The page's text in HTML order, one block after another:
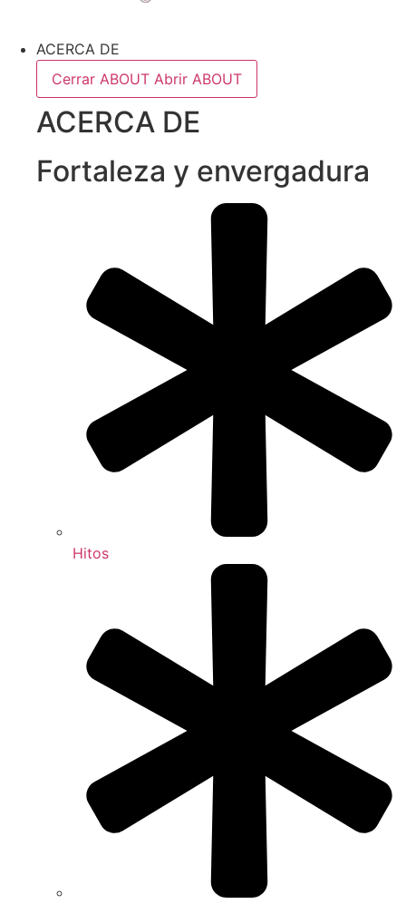
ACERCA DE
Cerrar ABOUT Abrir ABOUT
ACERCA DE
Fortaleza y envergadura
Hitos